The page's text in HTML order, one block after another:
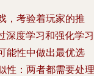
，考验着玩家的推
深度学习和强化学习
能性中做出最优选
性：两者都需要处理